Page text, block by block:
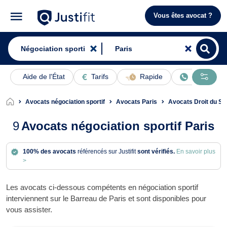
Vous êtes avocat ?
Aide de l'État Tarifs Rapide En ligne
Avocats négociation sportif Avocats Paris Avocats Droit du
9Avocats négociation sportif Paris
100% des avocats référencés sur Justifitsont vérifiés. En savoir plus
>
Les avocats ci-dessous compétents en négociation sportif
interviennent sur le Barreau de Paris et sont disponibles pour
vous assister.